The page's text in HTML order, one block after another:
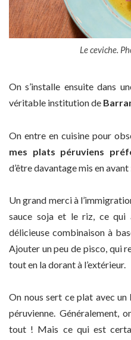
Le ceviche.
On s’installe ensuite dans
véritable institution de
On entre en cuisine pour
mes plats péruviens
d’être davantage mis en avant
Un grand merci à
sauce soja et le riz, ce
délicieuse combinaison à
Ajouter un peu de pisco, qui
tout en la dorant à l’extérieur.
On nous sert ce plat avec un
péruvienne. Généralement,
tout ! Mais ce qui est